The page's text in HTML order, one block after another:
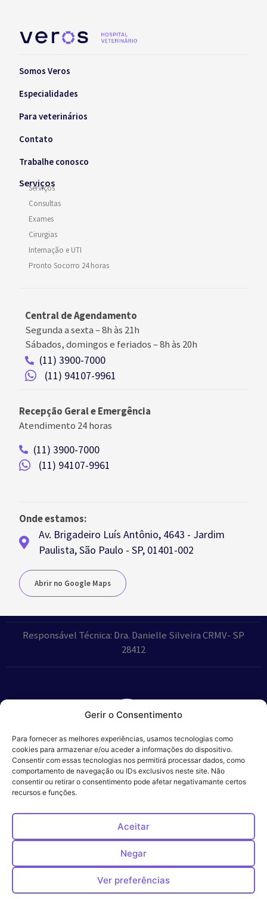
Gerir o Consentimento
Para fornecer as melhores experiências, usamos tecnologias como
cookies para armazenar e/ou aceder a informações do dispositivo.
Consentir com essas tecnologias nos permitirá processar dados, como
comportamento de navegação ou IDs exclusivos neste site. Não
consentir ou retirar o consentimento pode afetar negativamante certos
recursos e funções.
Aceitar
Negar
Ver preferências
Somos Veros
Especialidades
Para veterinários
Contato
Trabalhe conosco
Serviços
Serviços
Consultas
Exames
Cirurgias
Internação e UTI
Pronto Socorro 24 horas
Central de Agendamento
Segunda a sexta –8h às 21h
Sábados, domingos e feriados–8h às 20h
(11) 3900-7000
(11) 94107-9961
Recepção Geral e Emergência
Atendimento 24 horas
(11) 3900-7000
(11) 94107-9961
Onde estamos:
Av. Brigadeiro Luís Antônio, 4643 - Jardim
Paulista, São Paulo - SP, 01401-002
Abrir no Google Maps
Responsável Técnica: Dra. Danielle Silveira CRMV- SP
28412
Parceiros:
Veros – Hospital
Ética